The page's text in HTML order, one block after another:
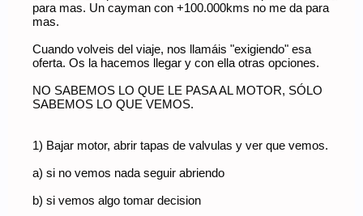
para mas. Un cayman con +100.000kms no me da para
mas.
Cuando volveis del viaje, nos llamáis "exigiendo" esa
oferta. Os la hacemos llegar y con ella otras opciones.
NO SABEMOS LO QUE LE PASA AL MOTOR, SÓLO
SABEMOS LO QUE VEMOS.
1) Bajar motor, abrir tapas de valvulas y ver que vemos.
a) si no vemos nada seguir abriendo
b) si vemos algo tomar decision